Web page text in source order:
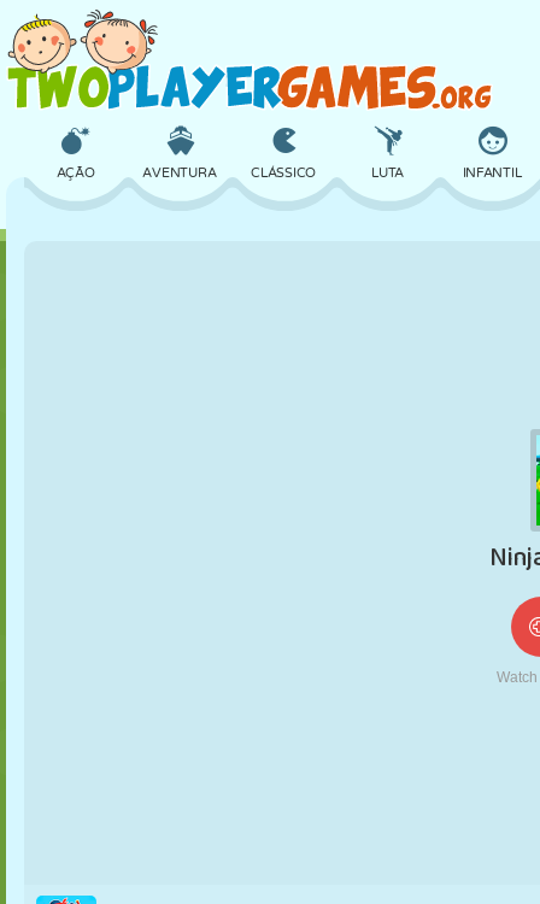
AÇÃO AVENTURA CLÁSSICO LUTA INFANTIL
ROBÔ
VELHA